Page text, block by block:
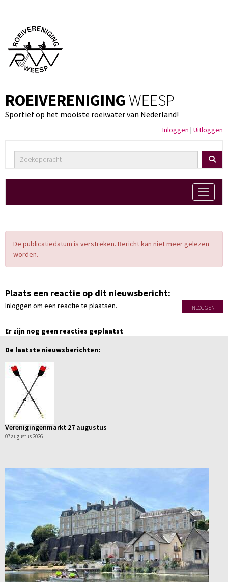
ROEIVERENIGING WEESP
Sportief op het mooiste roeiwater van Nederland!
Inloggen | Uitloggen
Toggle
De publicatiedatum is verstreken. Bericht kan niet meer gelezen
worden.
Plaats een reactie op dit nieuwsbericht:
Inloggen om een reactie te plaatsen. INLOGGEN
Er zijn nog geen reacties geplaatst
De laatste nieuwsberichten:
Verenigingenmarkt 27 augustus
07 augustus 2026